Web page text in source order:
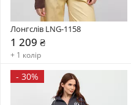
Лонгслів LNG-1158
1 209 ₴
+ 1 колір
- 30%